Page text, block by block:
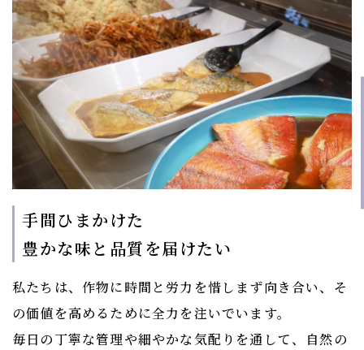
手間ひまかけた
​​​​​​​豊かな味と品質を届けたい
私たちは、作物に時間と労力を惜しまず向き合い、そ
の価値を高めるために全力を注いでいます。
毎日の丁寧な管理や細やかな気配りを通して、自然の